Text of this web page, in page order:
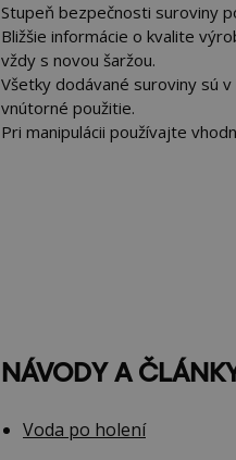
Stupeň bezpečnosti suroviny
Bližšie informácie o kvalite
vždy s novou šaržou.
Všetky dodávané suroviny sú
vnútorné použitie.
Pri manipulácii používajte
NÁVODY A
Voda po holení